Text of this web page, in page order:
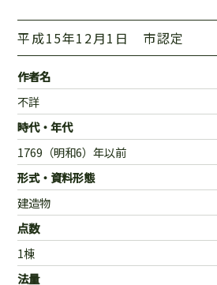
平成15年12月1日 市認定
作者名
不詳
時代・年代
1769（明和6）年以前
形式・資料形態
建造物
点数
1棟
法量